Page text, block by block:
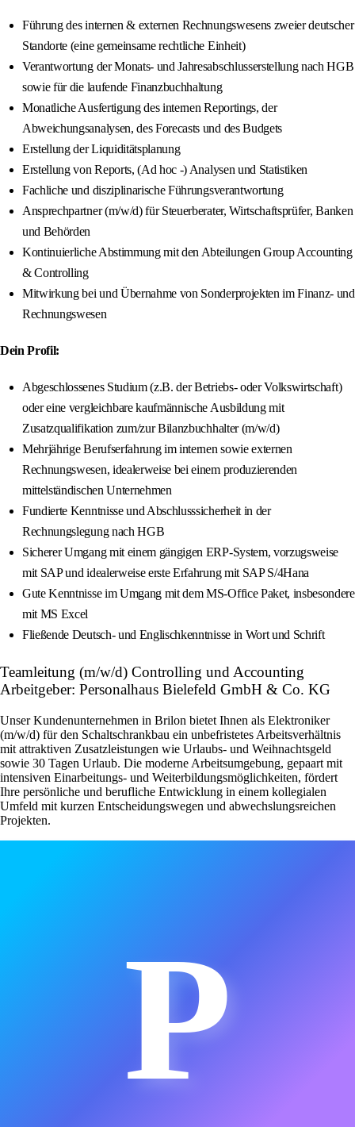
Führung des internen & externen Rechnungswesens zweier deutscher
Standorte (eine gemeinsame rechtliche Einheit)
Verantwortung der Monats- und Jahresabschlusserstellung nach HGB
sowie für die laufende Finanzbuchhaltung
Monatliche Ausfertigung des internen Reportings, der
Abweichungsanalysen, des Forecasts und des Budgets
Erstellung der Liquiditätsplanung
Erstellung von Reports, (Ad hoc -) Analysen und Statistiken
Fachliche und disziplinarische Führungsverantwortung
Ansprechpartner (m/w/d) für Steuerberater, Wirtschaftsprüfer, Banken
und Behörden
Kontinuierliche Abstimmung mit den Abteilungen Group Accounting
& Controlling
Mitwirkung bei und Übernahme von Sonderprojekten im Finanz- und
Rechnungswesen
Dein Profil:
Abgeschlossenes Studium (z.B. der Betriebs- oder Volkswirtschaft)
oder eine vergleichbare kaufmännische Ausbildung mit
Zusatzqualifikation zum/zur Bilanzbuchhalter (m/w/d)
Mehrjährige Berufserfahrung im internen sowie externen
Rechnungswesen, idealerweise bei einem produzierenden
mittelständischen Unternehmen
Fundierte Kenntnisse und Abschlusssicherheit in der
Rechnungslegung nach HGB
Sicherer Umgang mit einem gängigen ERP-System, vorzugsweise
mit SAP und idealerweise erste Erfahrung mit SAP S/4Hana
Gute Kenntnisse im Umgang mit dem MS-Office Paket, insbesondere
mit MS Excel
Fließende Deutsch- und Englischkenntnisse in Wort und Schrift
Teamleitung (m/w/d) Controlling und Accounting
Arbeitgeber: Personalhaus Bielefeld GmbH & Co. KG
Unser Kundenunternehmen in Brilon bietet Ihnen als Elektroniker
(m/w/d) für den Schaltschrankbau ein unbefristetes Arbeitsverhältnis
mit attraktiven Zusatzleistungen wie Urlaubs- und Weihnachtsgeld
sowie 30 Tagen Urlaub. Die moderne Arbeitsumgebung, gepaart mit
intensiven Einarbeitungs- und Weiterbildungsmöglichkeiten, fördert
Ihre persönliche und berufliche Entwicklung in einem kollegialen
Umfeld mit kurzen Entscheidungswegen und abwechslungsreichen
Projekten.
P